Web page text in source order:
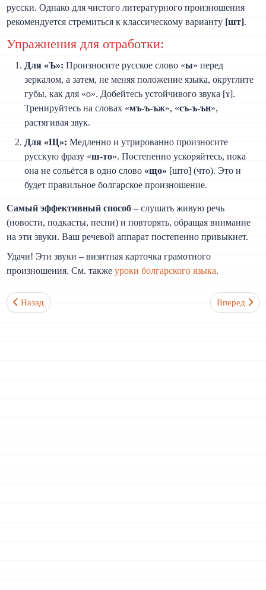
русски. Однако для чистого литературного произношения
рекомендуется стремиться к классическому варианту [шт].
Упражнения для отработки:
Для «Ъ»: Произносите русское слово «ы» перед
зеркалом, а затем, не меняя положение языка, округлите
губы, как для «о». Добейтесь устойчивого звука [ɤ].
Тренируйтесь на словах «мъ-ъ-ъж», «съ-ъ-ън»,
растягивая звук.
Для «Щ»: Медленно и утрированно произносите
русскую фразу «ш-то». Постепенно ускоряйтесь, пока
она не сольётся в одно слово «що» [што] (что). Это и
будет правильное болгарское произношение.
Самый эффективный способ – слушать живую речь
(новости, подкасты, песни) и повторять, обращая внимание
на эти звуки. Ваш речевой аппарат постепенно привыкнет.
Удачи! Эти звуки – визитная карточка грамотного
произношения. См. такжеуроки болгарского языка.
Предыдущий: Какие есть хорошие учебники/самоучители
Назад Следующий:
Вперед